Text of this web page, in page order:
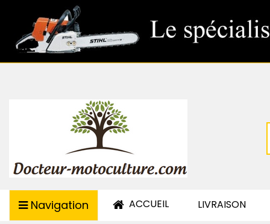
Navigation ACCUEIL LIVRAISON